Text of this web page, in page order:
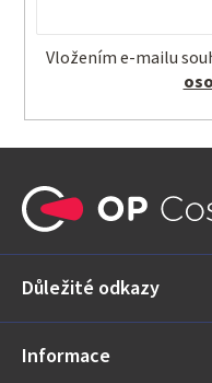
Vložením e-mailu
a
í
Důležité odkazy
Informace